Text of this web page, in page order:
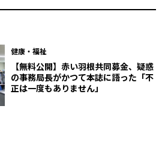
健康・福祉
【無料公開】赤い羽根共同募金、疑惑
の事務局長がかつて本誌に語った「不
正は一度もありません」